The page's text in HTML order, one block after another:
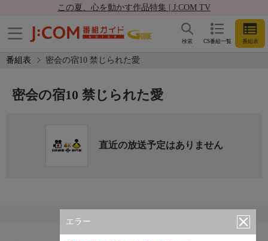
この夏、心を動かす作品特集 | J:COM TV
CS番組一覧 番組表
検索
番組表 密会の宿10 禁じられた愛
エラー
密会の宿10 禁じられた愛
直近の放送予定はありません